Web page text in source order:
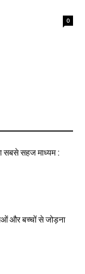
0
सबसे सहज माध्यम :
और बच्चों से जोड़ना